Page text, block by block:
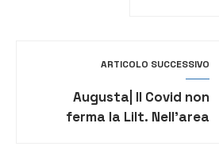
ARTICOLO SUCCESSIVO
Augusta| Il Covid non
ferma la Lilt. Nell’area